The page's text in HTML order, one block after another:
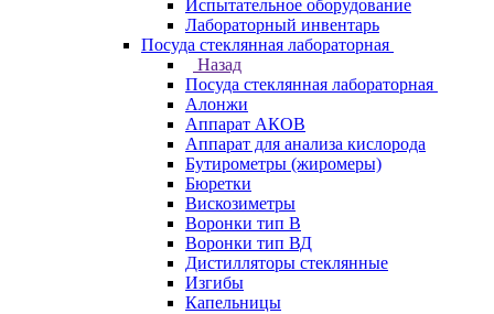
Испытательное оборудование
Лабораторный инвентарь
Посуда стеклянная лабораторная
Назад
Посуда стеклянная лабораторная
Алонжи
Аппарат АКОВ
Аппарат для анализа кислорода
Бутирометры (жиромеры)
Бюретки
Вискозиметры
Воронки тип В
Воронки тип ВД
Дистилляторы стеклянные
Изгибы
Капельницы